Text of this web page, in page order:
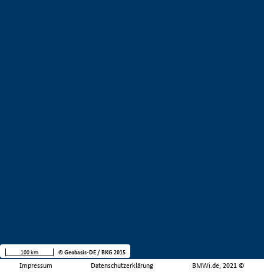
Impressum Datenschutzerklärung BMWi.de, 2021 ©
100 km © Geobasis-DE / BKG 2015